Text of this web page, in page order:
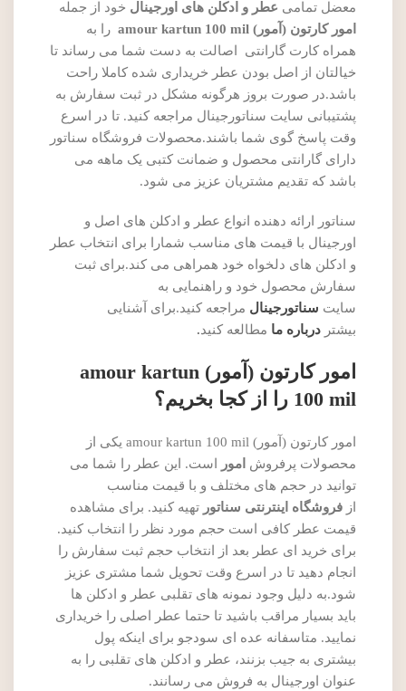
معضل تمامی عطر و ادکلن های اورجینال خود از جمله
امور کارتون (آمور) amour kartun 100 mil
را به
همراه کارت گارانتی اصالت به دست شما می رساند تا
خیالتان از اصل بودن عطر خریداری شده کاملا راحت
باشد.در صورت بروز هرگونه مشکل در ثبت سفارش به
پشتیبانی سایت سناتورجینال مراجعه کنید. تا در اسرع
وقت پاسخ گوی شما باشند.محصولات فروشگاه سناتور
دارای گارانتی محصول و ضمانت کتبی یک ماهه می
باشد که تقدیم مشتریان عزیز می شود.
سناتور ارائه دهنده انواع عطر و ادکلن های اصل و
اورجینال با قیمت های مناسب شمارا برای انتخاب عطر
و ادکلن های دلخواه خود همراهی می کند.برای ثبت
سفارش محصول خود و راهنمایی به
سایت سناتورجینال مراجعه کنید.برای آشنایی
بیشتر درباره ما مطالعه کنید.
امور کارتون (آمور) amour kartun
100 mil را از کجا بخریم؟
امور کارتون (آمور) amour kartun 100 mil یکی از
محصولات پرفروش امور
است. این عطر را شما می
توانید در حجم های مختلف و با قیمت مناسب
از فروشگاه اینترنتی سناتور تهیه کنید. برای مشاهده
قیمت عطر کافی است حجم مورد نظر را انتخاب کنید.
برای خرید ای عطر بعد از انتخاب حجم ثبت سفارش را
انجام دهید تا در اسرع وقت تحویل شما مشتری عزیز
شود.به دلیل وجود نمونه های تقلبی عطر و ادکلن ها
باید بسیار مراقب باشید تا حتما عطر اصلی را خریداری
نمایید. متاسفانه عده ای سودجو برای اینکه پول
بیشتری به جیب بزنند، عطر و ادکلن های تقلبی را به
عنوان اورجینال به فروش می رسانند.